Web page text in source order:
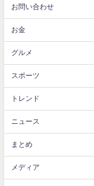
お問い合わせ
お金
グルメ
スポーツ
トレンド
ニュース
まとめ
メディア